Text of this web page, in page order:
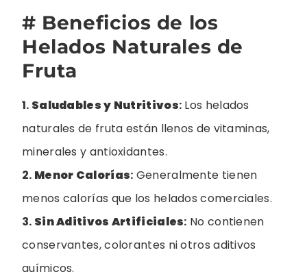
# Beneficios de los
Helados Naturales de
Fruta
1. Saludables y Nutritivos: Los helados
naturales de fruta están llenos de vitaminas,
minerales y antioxidantes.
2. Menor Calorías: Generalmente tienen
menos calorías que los helados comerciales.
3. Sin Aditivos Artificiales: No contienen
conservantes, colorantes ni otros aditivos
químicos.